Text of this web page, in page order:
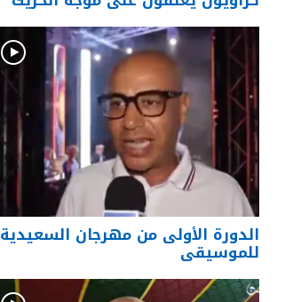
الدورة الأولى من مهرجان السعيدية
للموسيقى